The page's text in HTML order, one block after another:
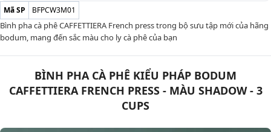
Mã SP BFPCW3M01
Bình pha cà phê CAFFETTIERA French press trong bộ sưu tập mới của hãng
bodum, mang đến sắc màu cho ly cà phê của bạn
BÌNH PHA CÀ PHÊ KIỂU PHÁP BODUM
CAFFETTIERA FRENCH PRESS - MÀU SHADOW - 3
CUPS